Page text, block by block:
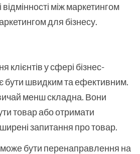
між маркетингом
для бізнесу.
клієнтів у сфері бізнес-
бути швидким та ефективним.
менш складна. Вони
товар або отримати
запитання про товар.
бути перенаправлення на